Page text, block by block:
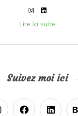
Lire la suite
Suivez moi ici